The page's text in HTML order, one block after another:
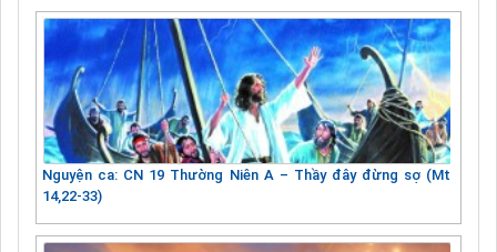
Nguyện ca: CN 19 Thường Niên A – Thầy đây đừng sợ (Mt
14,22-33)